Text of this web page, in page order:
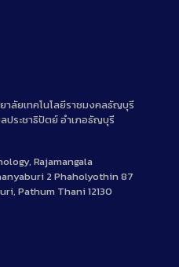
าลัยเทคโนโลยีราชมงคลธัญบุรี
ประชาธิปัตย์ อำเภอธัญบุรี
Rajamangala
2 Phaholyothin 87
Pathum Thani 12130